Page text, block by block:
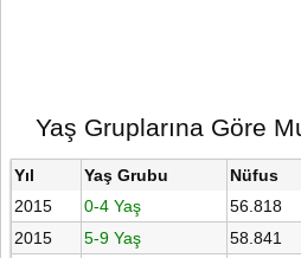
Yaş Gruplarına Göre
Yıl Yaş Grubu Nüfus
2015
0-4 Yaş 56.818
2015
5-9 Yaş 58.841